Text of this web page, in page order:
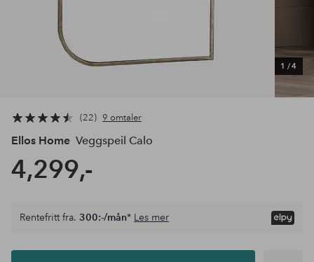
1 /4
22 9 omtaler
Ellos Home Veggspeil Calo
4,299,-
Legg i
Rentefritt fra. 300:-/mån* Les mer